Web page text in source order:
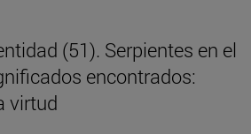
(51). Serpientes en el
encontrados:
virtud